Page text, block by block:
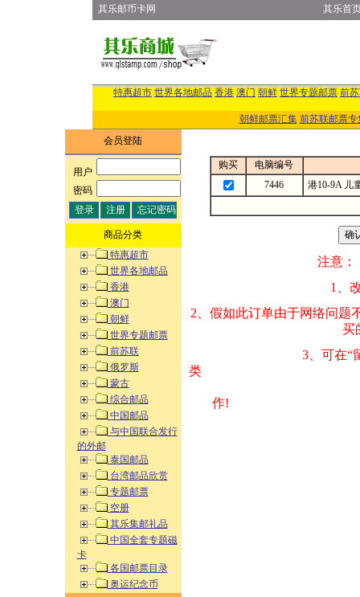
其乐邮币卡网 其乐首
特惠超市 世界各地邮品 香港 澳门 朝鲜 世界专题邮票 前
朝鲜邮票汇集 前苏联邮票专
会员登陆
用户:
密码:
商品分类
特惠超市
世界各地邮品
香港
澳门
朝鲜
世界专题邮票
前苏联
俄罗斯
蒙古
综合邮品
中国邮品
与中国联合发行
的外邮
泰国邮品
台湾邮品欣赏
专题邮票
空册
其乐集邮礼品
中国全套专题磁
卡
各国邮票目录
奥运纪念币
购买
电脑编号
7446
港10-9A 儿
注意：
1、改变商品数量
2、假如此订单由
买的邮品的“
3、可在“
类 方式告之
作!